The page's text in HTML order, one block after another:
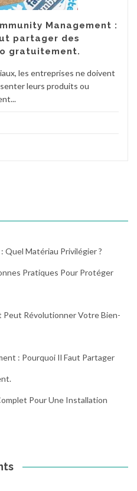
Management :
partager des
gratuitement.
les entreprises ne doivent
leurs produits ou
Quel Matériau Privilégier ?
Pratiques Pour Protéger
Peut Révolutionner Votre Bien-
: Pourquoi Il Faut Partager
Pour Une Installation